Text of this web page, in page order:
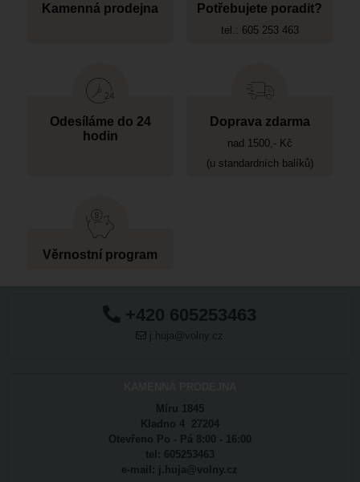
Kamenná prodejna Potřebujete poradit?
tel.: 605 253 463
Odesíláme do 24
hodin
Doprava zdarma
nad 1500,- Kč
(u standardních balíků)
Věrnostní program
+420 605253463
j.huja@volny.cz
Míru 1845
Kladno 4 27204
Otevřeno Po - Pá 8:00 - 16:00
tel: 605253463
e-mail: j.huja@volny.cz